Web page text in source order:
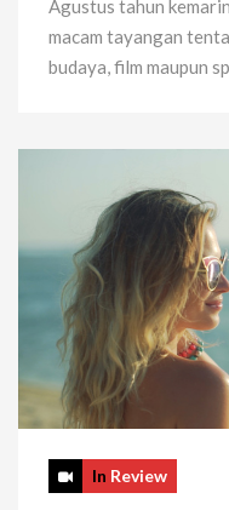
Agustus tahun
macam tayangan
budaya, film maupun
In Review